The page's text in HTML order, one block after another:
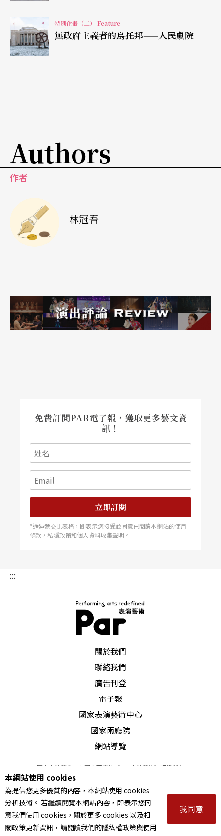
一九八一年搬入列寧廣場的新家後，除了歷史經典
劇之外，當代劇作家如波透．史特勞斯（Botho Str
auß）、彼得．漢德克（Peter Handke）等人的作
出藝術總監的棒子，劇院隨即陷入危機。直到世紀
之交，院長Schnitthelm決定孤注一擲，延攬當時才
（Sasha Waltz）共執藝術總監一職，才起死回
生，吸引無數的年輕觀眾，更成功地打入國際舞
台。
實在太大。即使瓦茲的舞團風靡國內外，劇院畢竟
還是以舞台劇為重，因此，在資源分配上，舞團顯
縱觀其劇目，大致以當代劇本為主導，但也涵蓋歷
史經典劇。在劇目與導演（包含駐院與客座導演）
的挑選上，取決標準總在於，以政治眼光對社會現
實進行批判與剖析，並進而在編導、表演技法、與
舞台美學上探索貼合當前社會現狀的寫實形式（註
兩名駐院導演大將的創作背景上，
劇顧問與駐院作家，而福克．李希特
r）亦是身兼劇作家的導演，兩人通常只搬演自己的
問題，後者則關注在全球化的城市叢林中的後現代
個體。然而，兩人循規蹈矩的導戲風格，並無特別
出色之處，反而，以劇作家的身分享有較高的知名
其他客座導演也在此呈現他們各自不同的戲劇美
控訴社會的不平等；比利時導演
van Hoves）善用多媒體，突顯文本中人物在社會動
盪下依舊保有的人性與感人面向；德國導演兼音樂
家David Marton 集結歌手、演員與音樂家，跨越舞
特別企畫（二） Feature
無政府主義者的烏托邦——人民劇院
Authors
作者
林冠吾
免費訂閱PAR電子報，獲取更多藝文資
訊！
立即訂閱
*通過遞交此表格，即表示您接受並同意已閱讀本網站的使用
條款，私隱政策和個人資料收集聲明。
:::
關於我們
聯絡我們
廣告刊登
電子報
國家表演藝術中心
國家兩廳院
網站導覽
國家表演藝術中心國家兩廳院《PAR表演藝術》版權所有
© 2022Performing arts redefined. All Rights Reserved
統一編號 Tax Id number 00973926
本站所提供相關演出資訊，如有異動應以主辦單位公告為準。
服務條款｜隱私權聲明｜著作權聲明
本網站使用 cookies
為提供您更多優質的內容，本網站使用 cookies
分析技術。 若繼續閱覽本網站內容，即表示您同
意我們使用 cookies，關於更多 cookies 以及相
關政策更新資訊，請閱讀我們的隱私權政策與使用
我同意